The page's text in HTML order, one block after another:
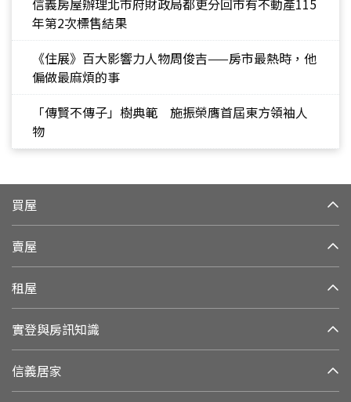
信義房屋辦理北市府財政局都更分回市有不動產115
年第2次標售結果
《住展》百大影響力人物周俊吉——房市最熱時，他
偏做最麻煩的事
「傳賢不傳子」樹典範 施振榮膺首屆東方領袖人
物
買屋
賣屋
租屋
實登與房訊知識
信義居家